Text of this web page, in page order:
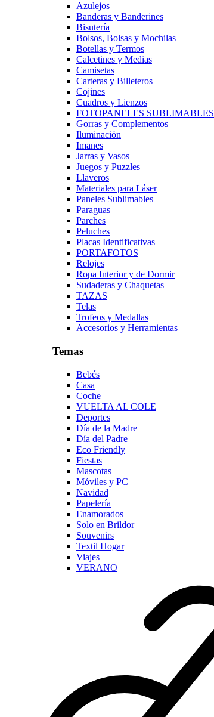
Azulejos
Banderas y Banderines
Bisutería
Bolsos, Bolsas y Mochilas
Botellas y Termos
Calcetines y Medias
Camisetas
Carteras y Billeteros
Cojines
Cuadros y Lienzos
FOTOPANELES SUBLIMABLES
Gorras y Complementos
Iluminación
Imanes
Jarras y Vasos
Juegos y Puzzles
Llaveros
Materiales para Láser
Paneles Sublimables
Paraguas
Parches
Peluches
Placas Identificativas
PORTAFOTOS
Relojes
Ropa Interior y de Dormir
Sudaderas y Chaquetas
TAZAS
Telas
Trofeos y Medallas
Accesorios y Herramientas
Temas
Bebés
Casa
Coche
VUELTA AL COLE
Deportes
Día de la Madre
Día del Padre
Eco Friendly
Fiestas
Mascotas
Móviles y PC
Navidad
Papelería
Enamorados
Solo en Brildor
Souvenirs
Textil Hogar
Viajes
VERANO